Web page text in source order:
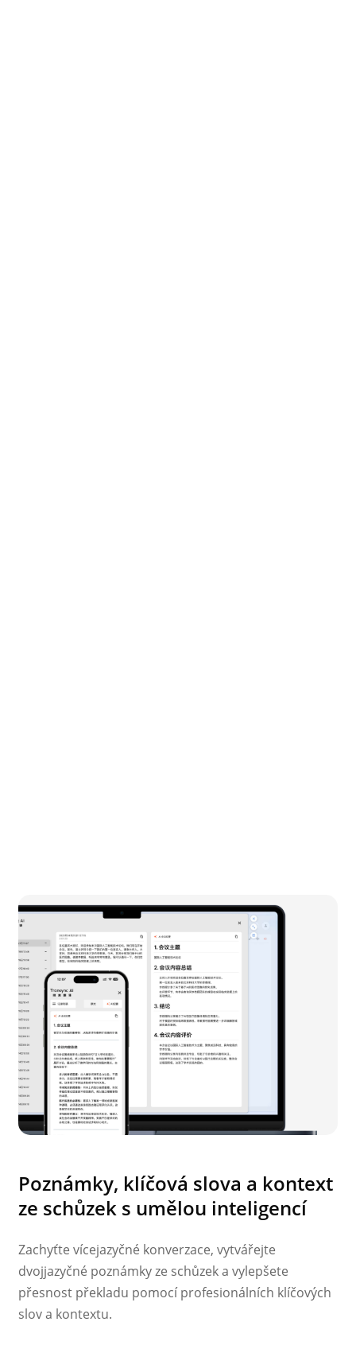
Poznámky, klíčová slova a kontext
ze schůzek s umělou inteligencí
Zachyťte vícejazyčné konverzace, vytvářejte
dvojjazyčné poznámky ze schůzek a vylepšete
přesnost překladu pomocí profesionálních klíčových
slov a kontextu.